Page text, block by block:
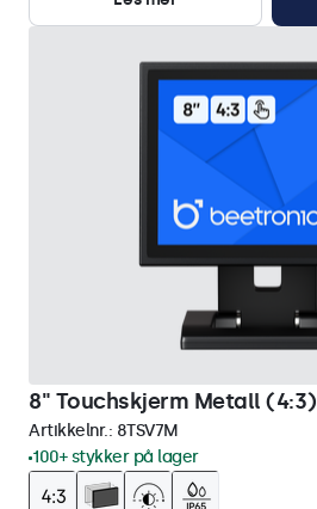
8" Touchskjerm Metall (4:3)
Artikkelnr.: 8TSV7M
100+ stykker på lager